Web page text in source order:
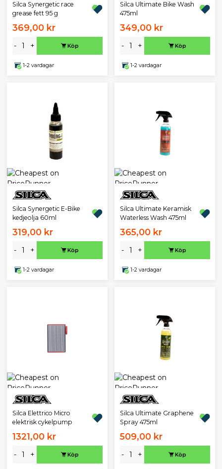
Silca Synergetic race
grease fett 95 g
369,00 kr
- + Köp
1-2 vardagar
Silca Ultimate Bike Wash
475ml
349,00 kr
- + Köp
1-2 vardagar
Silca Synergetic E-Bike
kedjeolja 60ml
319,00 kr
- + Köp
1-2 vardagar
Silca Ultimate Keramisk
Waterless Wash 475ml
365,00 kr
- + Köp
1-2 vardagar
Silca Elettrico Micro
elektrisk cykelpump
1321,00 kr
- + Köp
Silca Ultimate Graphene
Spray 475ml
509,00 kr
- + Köp